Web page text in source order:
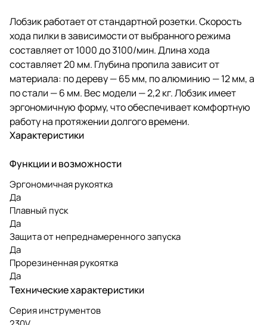
Лобзик работает от стандартной розетки. Скорость
хода пилки в зависимости от выбранного режима
составляет от 1000 до 3100/мин. Длина хода
составляет 20 мм. Глубина пропила зависит от
материала: по дереву — 65 мм, по алюминию — 12 мм, а
по стали — 6 мм. Вес модели — 2,2 кг. Лобзик имеет
эргономичную форму, что обеспечивает комфортную
работу на протяжении долгого времени.
Характеристики
Функции и возможности
Эргономичная рукоятка
Да
Плавный пуск
Да
Защита от непреднамеренного запуска
Да
Прорезиненная рукоятка
Да
Технические характеристики
Серия инструментов